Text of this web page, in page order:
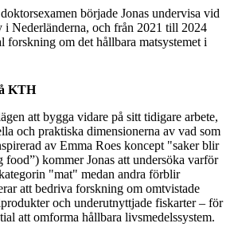
började Jonas undervisa vid
i Nederländerna, och från 2021 till 2024
forskning om det hållbara matsystemet i
KTH
att bygga vidare på sitt tidigare arbete,
och praktiska dimensionerna av vad som
av Emma Roes koncept "saker blir
food”) kommer Jonas att undersöka varför
"mat" medan andra förblir
att bedriva forskning om omtvistade
och underutnyttjade fiskarter – för
att omforma hållbara livsmedelssystem.